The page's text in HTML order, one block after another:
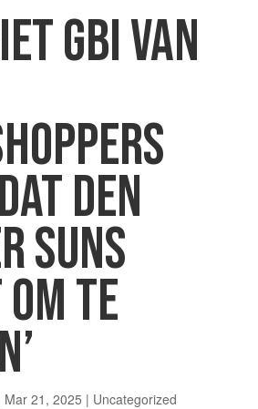
GBI VAN
DEN
SUNS
TE
Mar 21, 2025 | Uncategorized